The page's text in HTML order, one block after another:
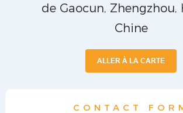
de Gaocun, Zhengzhou,
Chine
ALLER À LA CARTE
CONTACT